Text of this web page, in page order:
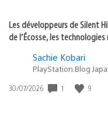
Les développeurs de Silent
de l’Écosse, les
Sachie Kobari
PlayStation.Blog
Date
30/07/2026 1 9